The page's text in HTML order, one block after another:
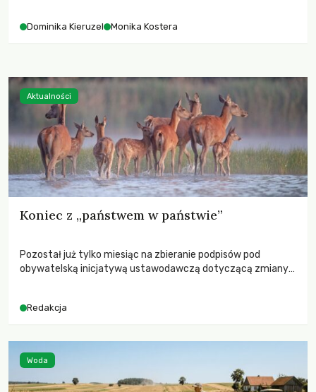
Dominika Kieruzel Monika Kostera
Koniec z „państwem w państwie”
Pozostał już tylko miesiąc na zbieranie podpisów pod
obywatelską inicjatywą ustawodawczą dotyczącą zmiany
niezwykle korzystne rozwiązania dla przyrody i zwierząt,
funkcjonowania łowiectwa w Polsce.
Redakcja
Aktualności
Woda